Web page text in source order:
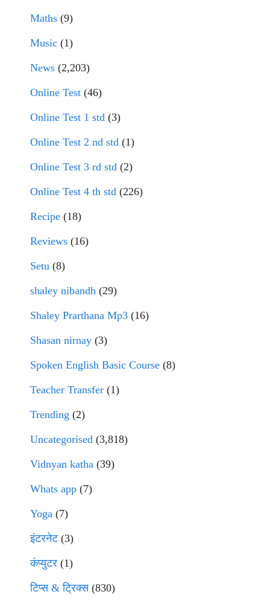
Maths (9)
Music (1)
News (2,203)
Online Test (46)
Online Test 1 std (3)
Online Test 2 nd std (1)
Online Test 3 rd std (2)
Online Test 4 th std (226)
Recipe (18)
Reviews (16)
Setu (8)
shaley nibandh (29)
Shaley Prarthana Mp3 (16)
Shasan nirnay (3)
Spoken English Basic Course (8)
Teacher Transfer (1)
Trending (2)
Uncategorised (3,818)
Vidnyan katha (39)
Whats app (7)
Yoga (7)
इंटरनेट(3)
कंप्युटर (1)
टिप्स & ट्रिक्स(830)